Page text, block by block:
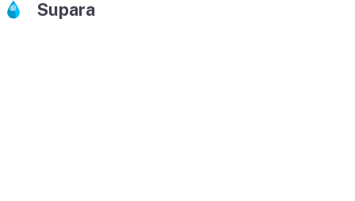
Supara